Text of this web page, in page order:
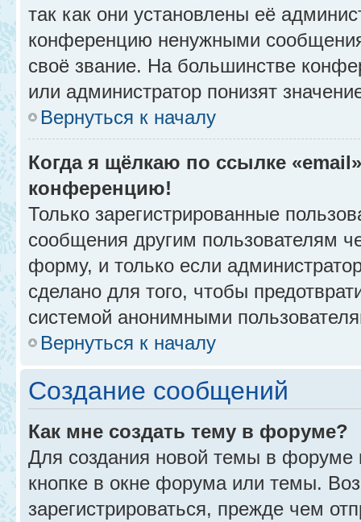
так как они установлены её
конференцию ненужными
своё звание. На большинстве
или администратор понизят
Вернуться к началу
Когда я щёлкаю по ссылке
конференцию!
Только зарегистрированные
сообщения другим пользователям
форму, и только если
сделано для того, чтобы
системой анонимными
Вернуться к началу
Создание сообщений
Как мне создать тему в форуме?
Для создания новой темы в форуме
кнопке в окне форума или темы.
зарегистрироваться, прежде чем